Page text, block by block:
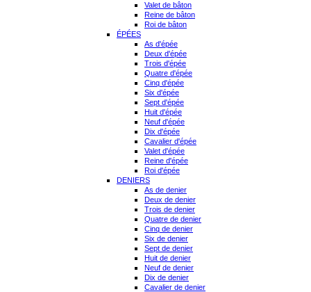
Valet de bâton
Reine de bâton
Roi de bâton
ÉPÉES
As d'épée
Deux d'épée
Trois d'épée
Quatre d'épée
Cinq d'épée
Six d'épée
Sept d'épée
Huit d'épée
Neuf d'épée
Dix d'épée
Cavalier d'épée
Valet d'épée
Reine d'épée
Roi d'épée
DENIERS
As de denier
Deux de denier
Trois de denier
Quatre de denier
Cinq de denier
Six de denier
Sept de denier
Huit de denier
Neuf de denier
Dix de denier
Cavalier de denier